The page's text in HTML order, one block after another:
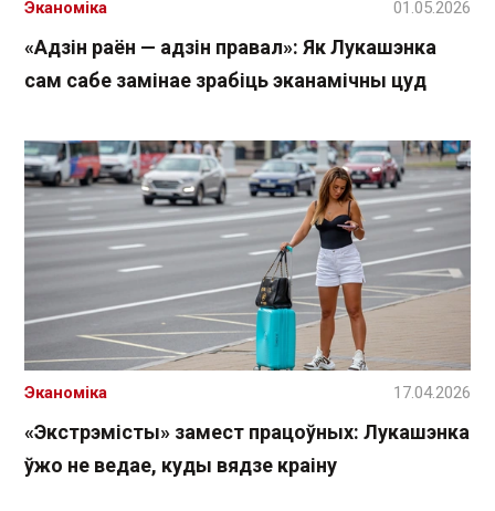
«Адзін раён — адзін правал»: Як Лукашэнка
сам сабе замінае зрабіць эканамічны цуд
Эканоміка 01.05.2026
«Экстрэмісты» замест працоўных: Лукашэнка
ўжо не ведае, куды вядзе краіну
Эканоміка 17.04.2026